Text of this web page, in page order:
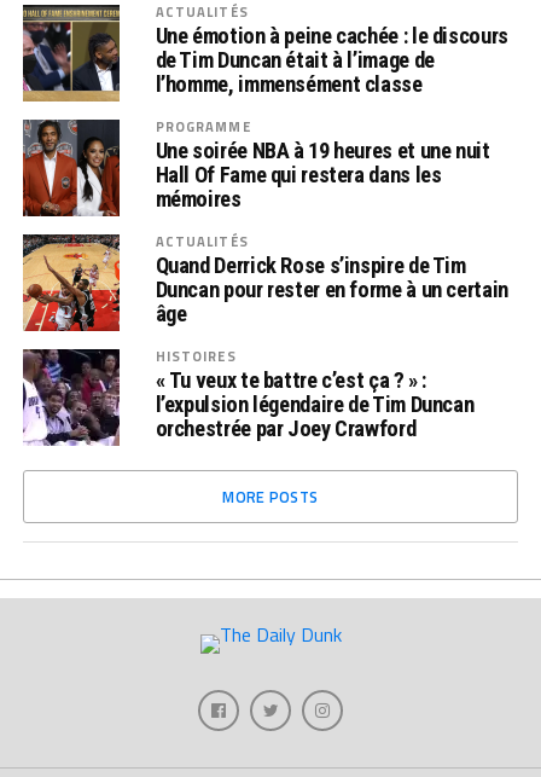
ACTUALITÉS
Une émotion à peine cachée : le discours
de Tim Duncan était à l’image de
l’homme, immensément classe
PROGRAMME
Une soirée NBA à 19 heures et une nuit
Hall Of Fame qui restera dans les
mémoires
ACTUALITÉS
Quand Derrick Rose s’inspire de Tim
Duncan pour rester en forme à un certain
âge
HISTOIRES
« Tu veux te battre c’est ça ? » :
l’expulsion légendaire de Tim Duncan
orchestrée par Joey Crawford
MORE POSTS